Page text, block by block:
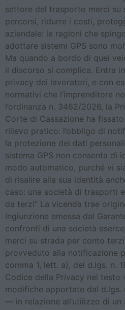
settore del trasporto merci su
percorsi, ridurre i costi,
aziendale: le ragioni che
adottare sistemi GPS sono
Ma quando a bordo di quei
il discorso si complica. Entra
privacy dei lavoratori, e con
normativi che l’imprenditore
l’ordinanza n. 3462/2026, la
Corte di Cassazione ha
rilievo pratico: l’obbligo di
la protezione dei dati
sistema GPS non consenta di
modo automatico, purché vi
di risalire alla sua identità
caso: una società di trasporti
da terzi” La vicenda trae
ingiunzione emessa dal
confronti di una società
merci su strada per conto
provveduto alla notificazione
comma 1, lett. a), del d.lgs.
Codice della Privacy nel testo
modifiche apportate dal d.lgs.
— in relazione all’utilizzo di un